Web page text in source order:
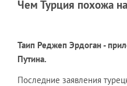
Чем Турция похожа
Таип Реджеп Эрдоган -
Путина.
Последние заявления